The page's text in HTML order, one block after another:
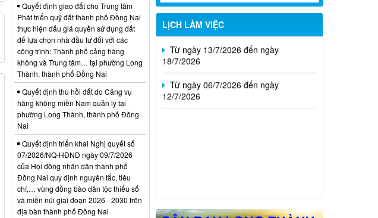
LỊCH LÀM VIỆC
26/7/2026
Từ ngày 13/7/2026 đến ngày
18/7/2026
12/7/2026
Quyết định giao đất cho Trung tâm
Phát triển quỹ đất thành phố Đồng Nai
thực hiện đấu giá quyền sử dụng đất
để lựa chọn nhà đầu tư đối với các
công trình: Thành phố cảng hàng
không và Trung tâm… tại phường Long
Thành, thành phố Đồng Nai
Quyết định thu hồi đất do Cảng vụ
hàng không miền Nam quản lý tại
phường Long Thành, thành phố Đồng
Nai
Quyết định triển khai Nghị quyết số
07/2026/NQ-HĐND ngày 09/7/2026
của Hội đồng nhân dân thành phố
Đồng Nai quy định nguyên tắc, tiêu
chí,… vùng đồng bào dân tộc thiểu số
và miền núi giai đoạn 2026 - 2030 trên
địa bàn thành phố Đồng Nai